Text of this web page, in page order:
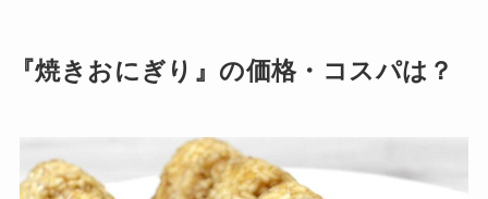
『焼きおにぎり』の価格・コスパは？